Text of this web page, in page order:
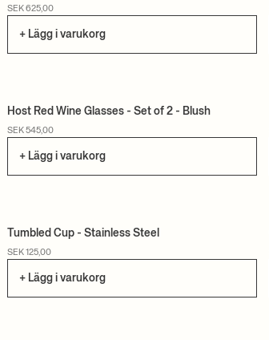
SEK 625,00
+ Lägg i varukorg
Host Red Wine Glasses - Set of 2 - Blush
SEK 545,00
+ Lägg i varukorg
Tumbled Cup - Stainless Steel
SEK 125,00
+ Lägg i varukorg